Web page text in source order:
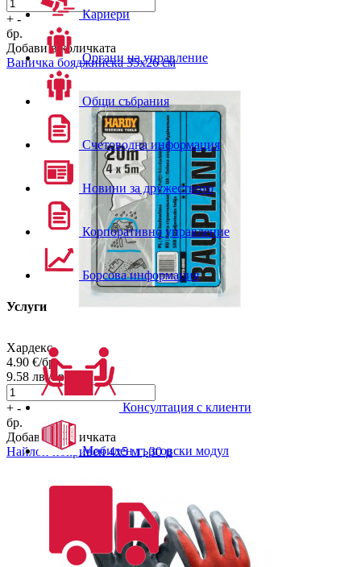
+ -
бр.
Добави в количката
Ваничка бояджийска 35х26 см
Хардекс
4.90 €/бр.
9.58 лв./бр.
+ -
бр.
Добави в количката
Найлон покривен 4х5 м , 30 µ
Кариери
Органи на управление
Общи събрания
Счетоводна информация
Новини за дружеството
Корпоративно управление
Борсова информация
Услуги
Консултация с клиенти
Мобилен търговски модул